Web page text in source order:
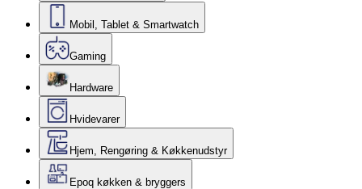
Mobil, Tablet & Smartwatch
Gaming
Hardware
Hvidevarer
Hjem, Rengøring & Køkkenudstyr
Epoq køkken & bryggers